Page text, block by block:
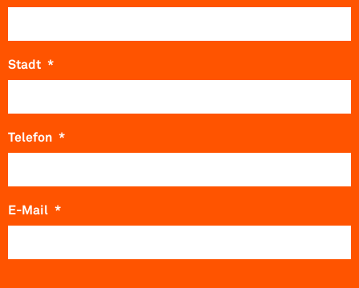
Stadt *
Telefon *
E-Mail *